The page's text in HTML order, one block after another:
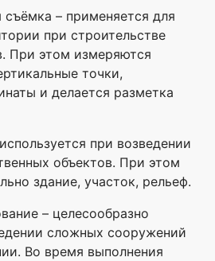
съёмка – применяется для
при строительстве
При этом измеряются
точки,
и делается разметка
при возведении
объектов. При этом
здание, участок, рельеф.
– целесообразно
сложных сооружений
Во время выполнения